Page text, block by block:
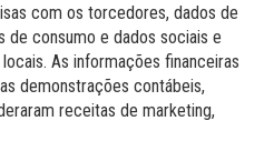
com os torcedores, dados de
de consumo e dados sociais e
As informações financeiras
demonstrações contábeis,
receitas de marketing,